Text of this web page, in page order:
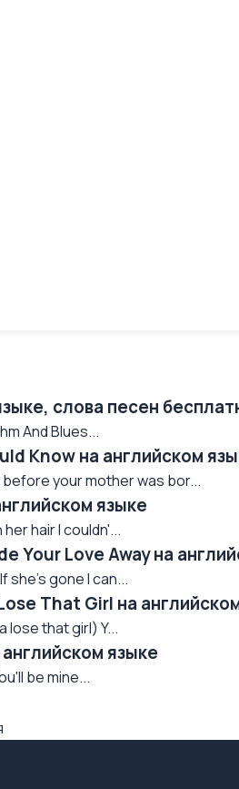
слова песен
And Blues...
Know на английском
your mother was bor...
языке
hair I couldn'...
Your Love Away на
she's gone I can...
That Girl на
lose that girl) Y...
языке
be mine...